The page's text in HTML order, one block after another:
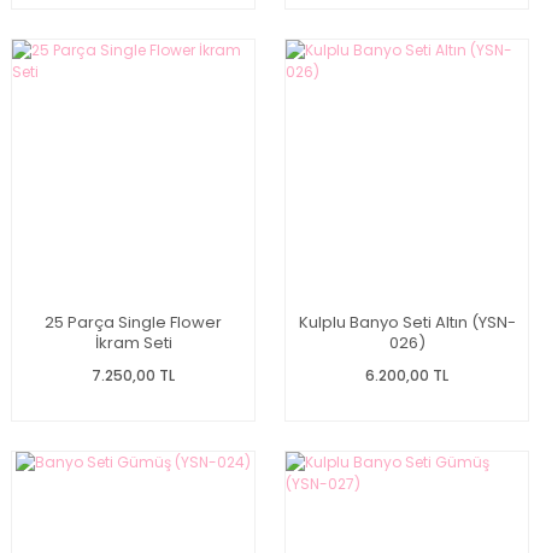
25 Parça Single Flower
İkram Seti
7.250,00 TL
Kulplu Banyo Seti Altın (YSN-
026)
6.200,00 TL